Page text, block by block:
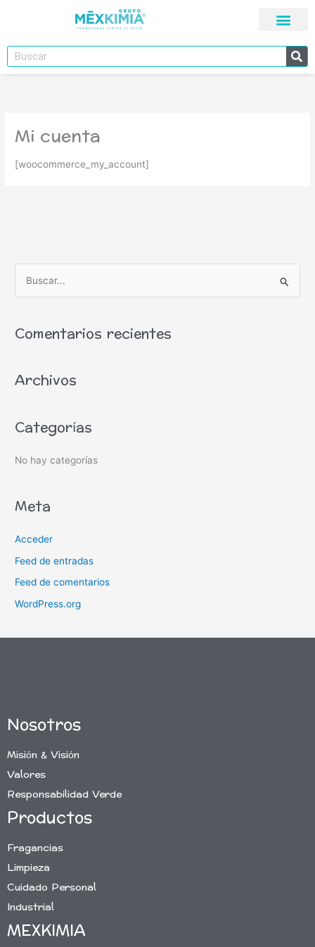
Buscar
Mi cuenta
[woocommerce_my_account]
c
r
r
:
Comentarios recientes
Archivos
Categorías
No hay categorías
Meta
Acceder
Feed de entradas
Feed de comentarios
WordPress.org
Nosotros
Misión & Visión
Valores
Responsabilidad Verde
Productos
Fragancias
Limpieza
Cuidado Personal
Industrial
MEXKIMIA